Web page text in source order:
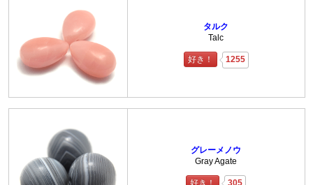
タルク
Talc
好き！ 1255
グレーメノウ
Gray Agate
好き！ 305